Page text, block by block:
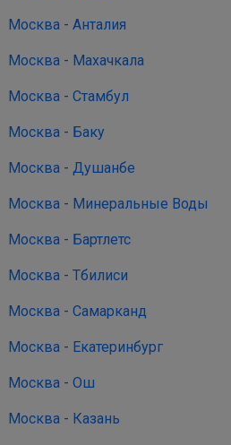
Москва - Анталия
Москва - Махачкала
Москва - Стамбул
Москва - Баку
Москва - Душанбе
Москва - Минеральные Воды
Москва - Бартлетс
Москва - Тбилиси
Москва - Самарканд
Москва - Екатеринбург
Москва - Ош
Москва - Казань